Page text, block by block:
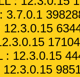
3.7.0.1
12.3.0.15
: 12.3.0.15
12.3.0.15